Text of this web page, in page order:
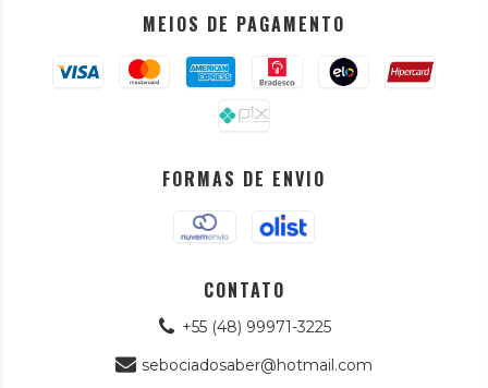
MEIOS DE PAGAMENTO
FORMAS DE ENVIO
CONTATO
+55 (48) 99971-3225
sebociadosaber@hotmail.com